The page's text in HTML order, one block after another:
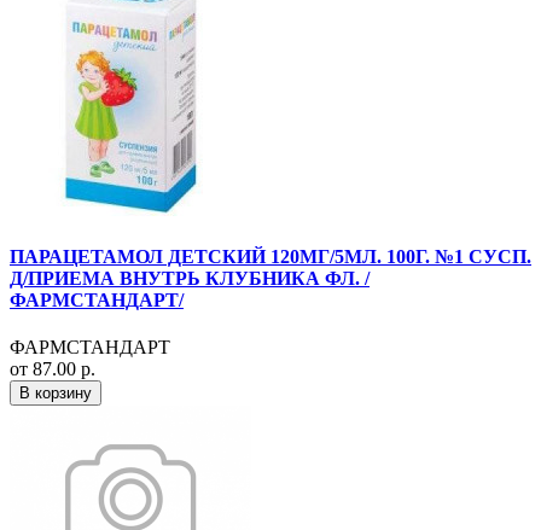
ПАРАЦЕТАМОЛ ДЕТСКИЙ 120МГ/5МЛ. 100Г. №1 СУСП.
Д/ПРИЕМА ВНУТРЬ КЛУБНИКА ФЛ. /
ФАРМСТАНДАРТ/
ФАРМСТАНДАРТ
от 87.00 р.
В корзину